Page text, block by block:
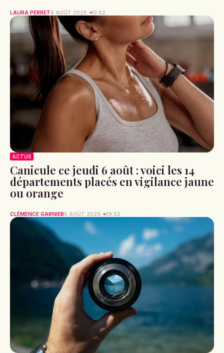
LAURA PERRET6 AOÛT 2026 10:02
ACTUS
Canicule ce jeudi 6 août : voici les 14
départements placés en vigilance jaune
ou orange
CLÉMENCE GARNIER6 AOÛT 2026 09:52